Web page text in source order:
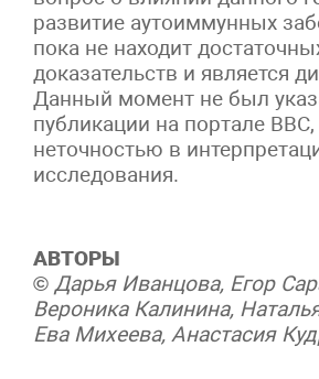
развитие аутоиммунных
пока не находит
доказательств и является
Данный момент не был
публикации на портале BBC
неточностью в
исследования.
АВТОРЫ
© Дарья Иванцова, Егор
Вероника Калинина,
Ева Михеева, Анастасия